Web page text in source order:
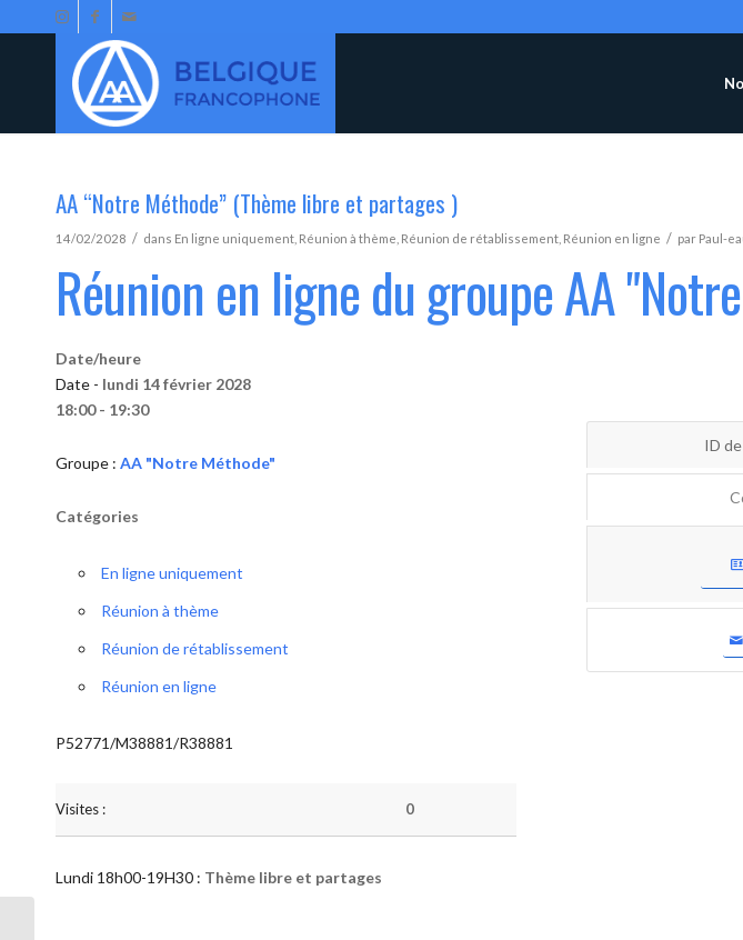
AA “Notre Méthode” (Thème libre et partages )
14/02/2028 / dans En ligne uniquement Réunion à thème Réunion de rétablissement Réunion en ligne / par Paul-
Réunion en ligne du groupe AA
Date/heure
Date - lundi 14 février 2028
18:00 - 19:30
Groupe : AA "Notre Méthode"
Catégories
En ligne uniquement
Réunion à thème
Réunion de rétablissement
Réunion en ligne
P52771/M38881/R38881
Visites : 0
ID
Lundi 18h00-19H30 : Thème libre et partages